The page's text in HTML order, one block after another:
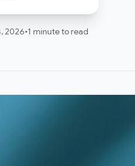
2026•1 minute to read